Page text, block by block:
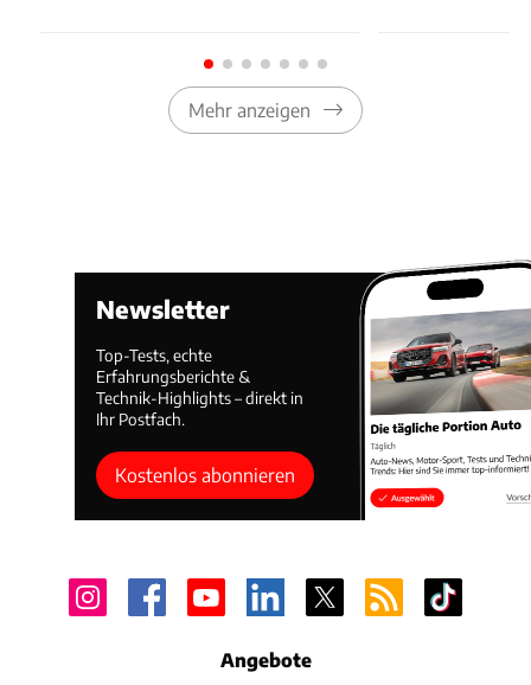
Mehr anzeigen
Newsletter
Top-Tests, echte
Erfahrungsberichte &
Technik-Highlights – direkt in
Ihr Postfach.
Kostenlos abonnieren
Angebote